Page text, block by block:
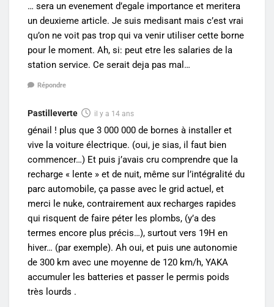
… sera un evenement d’egale importance et meritera
un deuxieme article. Je suis medisant mais c’est vrai
qu’on ne voit pas trop qui va venir utiliser cette borne
pour le moment. Ah, si: peut etre les salaries de la
station service. Ce serait deja pas mal…
Répondre
Pastilleverte il y a 14 ans
génail ! plus que 3 000 000 de bornes à installer et
vive la voiture électrique. (oui, je sias, il faut bien
commencer…) Et puis j’avais cru comprendre que la
recharge « lente » et de nuit, même sur l’intégralité du
parc automobile, ça passe avec le grid actuel, et
merci le nuke, contrairement aux recharges rapides
qui risquent de faire péter les plombs, (y’a des
termes encore plus précis…), surtout vers 19H en
hiver… (par exemple). Ah oui, et puis une autonomie
de 300 km avec une moyenne de 120 km/h, YAKA
accumuler les batteries et passer le permis poids
très lourds .